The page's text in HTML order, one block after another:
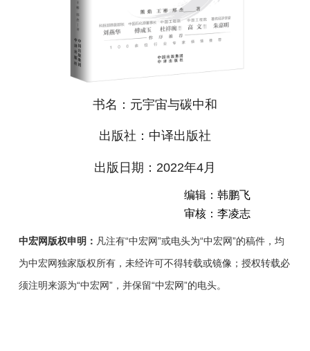
书名：元宇宙与碳中和
出版社：中译出版社
出版日期：2022年4月
编辑：韩鹏飞
审核：李凌志
中宏网版权申明： 凡注有“中宏网”或电头为“中宏网”的稿件，均
为中宏网独家版权所有，未经许可不得转载或镜像；授权转载必
须注明来源为“中宏网”，并保留“中宏网”的电头。